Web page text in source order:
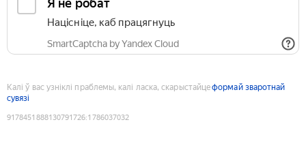
Я не робат
Націсніце, каб працягнуць
SmartCaptcha by Yandex Cloud
Калі ў вас узніклі праблемы, калі ласка, скарыстайцеформай зваротнай
сувязі
9178451888130791726:1786037032